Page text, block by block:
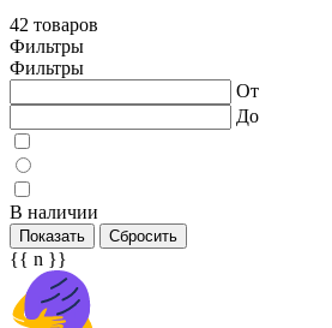
42 товаров
Фильтры
Фильтры
От
До
В наличии
Показать Сбросить
{{ n }}